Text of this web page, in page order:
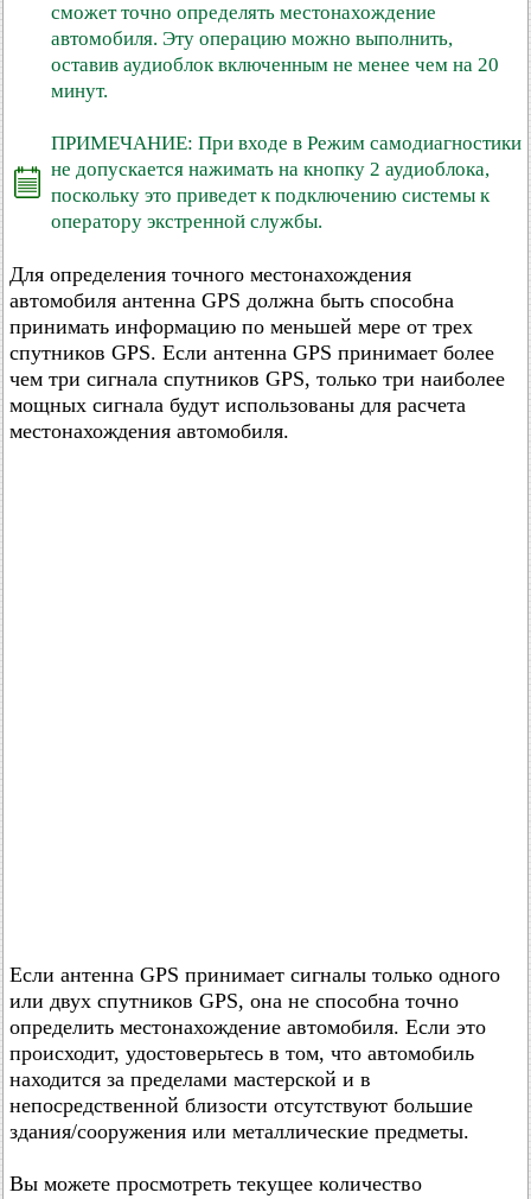
сможет точно определять местонахождение
автомобиля. Эту операцию можно выполнить,
оставив аудиоблок включенным не менее чем на 20
минут.
ПРИМЕЧАНИЕ: При входе в Режим самодиагностики
не допускается нажимать на кнопку 2 аудиоблока,
поскольку это приведет к подключению системы к
оператору экстренной службы.
Для определения точного местонахождения
автомобиля антенна GPS должна быть способна
принимать информацию по меньшей мере от трех
спутников GPS. Если антенна GPS принимает более
чем три сигнала спутников GPS, только три наиболее
мощных сигнала будут использованы для расчета
местонахождения автомобиля.
Если антенна GPS принимает сигналы только одного
или двух спутников GPS, она не способна точно
определить местонахождение автомобиля. Если это
происходит, удостоверьтесь в том, что автомобиль
находится за пределами мастерской и в
непосредственной близости отсутствуют большие
здания/сооружения или металлические предметы.
Вы можете просмотреть текущее количество